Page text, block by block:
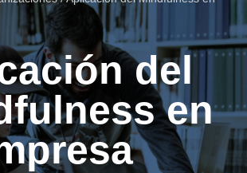
del
en